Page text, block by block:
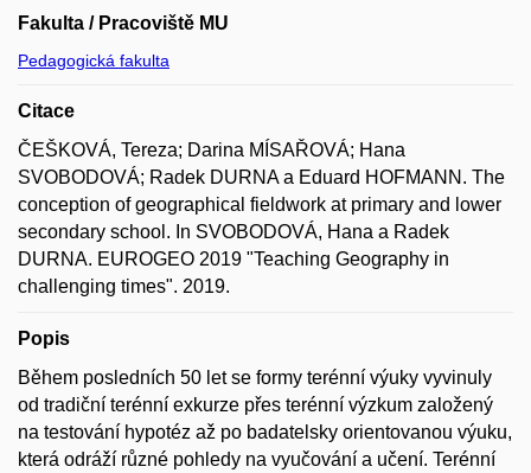
Fakulta / Pracoviště MU
Pedagogická fakulta
Citace
ČEŠKOVÁ, Tereza; Darina MÍSAŘOVÁ; Hana
SVOBODOVÁ; Radek DURNA a Eduard HOFMANN. The
conception of geographical fieldwork at primary and lower
secondary school. In SVOBODOVÁ, Hana a Radek
DURNA. EUROGEO 2019 "Teaching Geography in
challenging times". 2019.
Popis
Během posledních 50 let se formy terénní výuky vyvinuly
od tradiční terénní exkurze přes terénní výzkum založený
na testování hypotéz až po badatelsky orientovanou výuku,
která odráží různé pohledy na vyučování a učení. Terénní